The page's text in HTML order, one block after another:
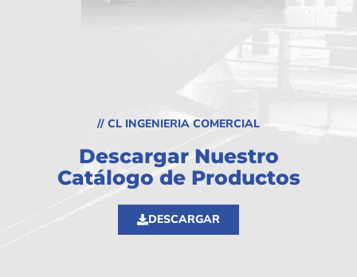
// CL INGENIERIA COMERCIAL
Descargar Nuestro
Catálogo de Productos
DESCARGAR